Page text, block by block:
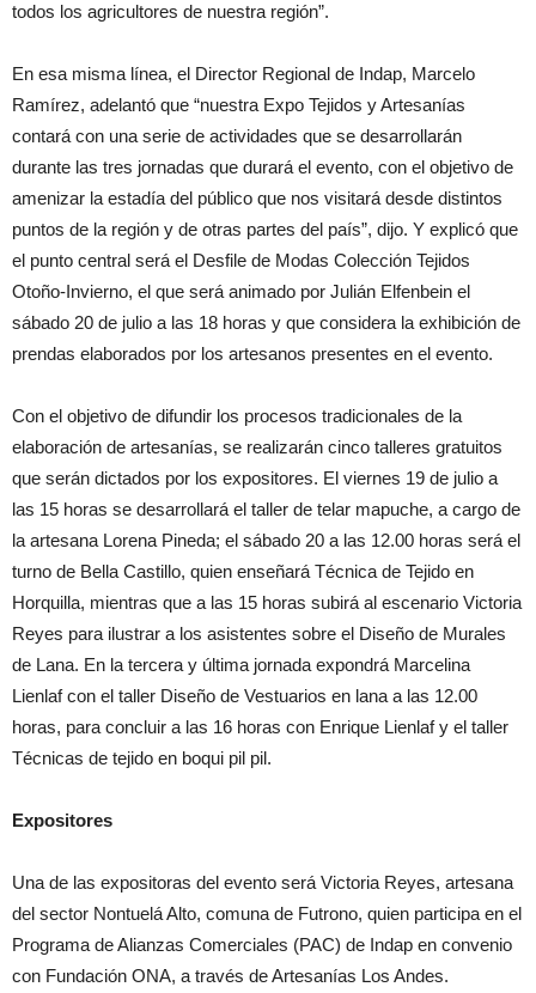
todos los agricultores de nuestra región”.
En esa misma línea, el Director Regional de Indap, Marcelo
Ramírez, adelantó que “nuestra Expo Tejidos y Artesanías
contará con una serie de actividades que se desarrollarán
durante las tres jornadas que durará el evento, con el objetivo de
amenizar la estadía del público que nos visitará desde distintos
puntos de la región y de otras partes del país”, dijo. Y explicó que
el punto central será el Desfile de Modas Colección Tejidos
Otoño-Invierno, el que será animado por Julián Elfenbein el
sábado 20 de julio a las 18 horas y que considera la exhibición de
prendas elaborados por los artesanos presentes en el evento.
Con el objetivo de difundir los procesos tradicionales de la
elaboración de artesanías, se realizarán cinco talleres gratuitos
que serán dictados por los expositores. El viernes 19 de julio a
las 15 horas se desarrollará el taller de telar mapuche, a cargo de
la artesana Lorena Pineda; el sábado 20 a las 12.00 horas será el
turno de Bella Castillo, quien enseñará Técnica de Tejido en
Horquilla, mientras que a las 15 horas subirá al escenario Victoria
Reyes para ilustrar a los asistentes sobre el Diseño de Murales
de Lana. En la tercera y última jornada expondrá Marcelina
Lienlaf con el taller Diseño de Vestuarios en lana a las 12.00
horas, para concluir a las 16 horas con Enrique Lienlaf y el taller
Técnicas de tejido en boqui pil pil.
Expositores
Una de las expositoras del evento será Victoria Reyes, artesana
del sector Nontuelá Alto, comuna de Futrono, quien participa en el
Programa de Alianzas Comerciales (PAC) de Indap en convenio
con Fundación ONA, a través de Artesanías Los Andes.